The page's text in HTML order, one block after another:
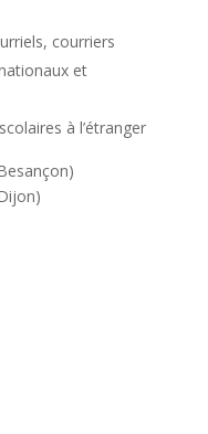
courriers
et
à l’étranger